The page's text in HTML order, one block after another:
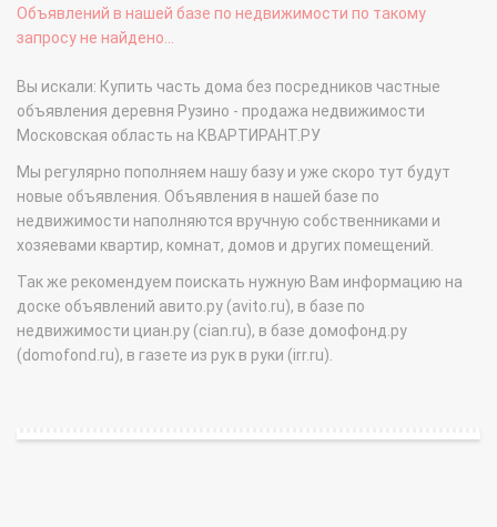
Объявлений в нашей базе по недвижимости по такому
запросу не найдено...
Вы искали: Купить часть дома без посредников частные
объявления деревня Рузино - продажа недвижимости
Московская область на КВАРТИРАНТ.РУ
Мы регулярно пополняем нашу базу и уже скоро тут будут
новые объявления. Объявления в нашей базе по
недвижимости наполняются вручную собственниками и
хозяевами квартир, комнат, домов и других помещений.
Так же рекомендуем поискать нужную Вам информацию на
доске объявлений авито.ру (avito.ru), в базе по
недвижимости циан.ру (cian.ru), в базе домофонд.ру
(domofond.ru), в газете из рук в руки (irr.ru).